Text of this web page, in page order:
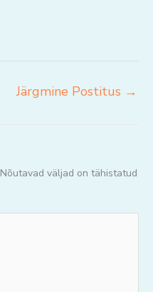
Järgmine Postitus →
Nõutavad väljad on tähistatud